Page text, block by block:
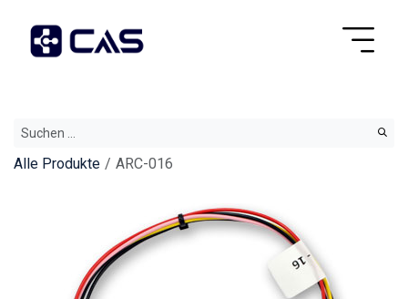
Alle Produkte ARC-016